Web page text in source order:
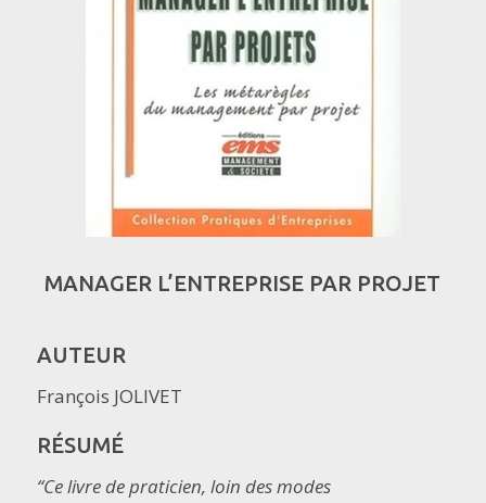
MANAGER L’ENTREPRISE PAR PROJET
AUTEUR
François JOLIVET
RÉSUMÉ
“Ce livre de praticien, loin des modes